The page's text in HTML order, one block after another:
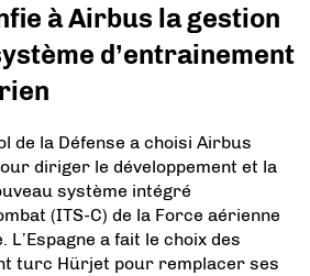
à Airbus la gestion
d’entrainement
de la Défense a choisi Airbus
diriger le développement et la
système intégré
(ITS-C) de la Force aérienne
L’Espagne a fait le choix des
turc Hürjet pour remplacer ses